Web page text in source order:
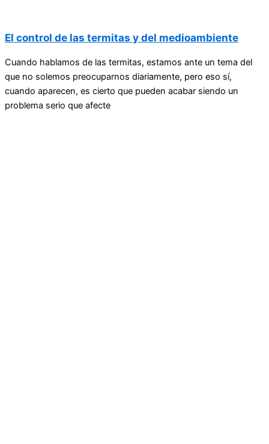
El control de las termitas y del medioambiente
Cuando hablamos de las termitas, estamos ante un tema del
que no solemos preocuparnos diariamente, pero eso sí,
cuando aparecen, es cierto que pueden acabar siendo un
problema serio que afecte